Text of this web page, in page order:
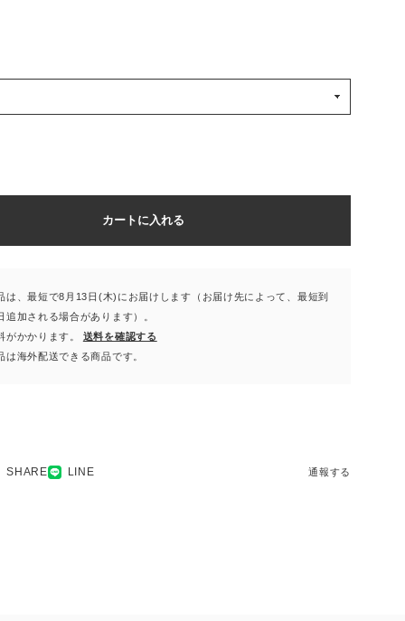
カートに入れる
、最短で8月13日(木)にお届けします（お届け先によって、最短到
追加される場合があります）。
かかります。
送料を確認する
海外配送できる商品です。
SHARE LINE 通報する